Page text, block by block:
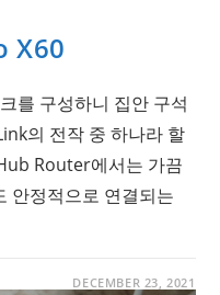
X60
를 구성하니 집안 구석
의 전작 중 하나라 할
Router에서는 가끔
안정적으로 연결되는
DECEMBER 23, 2021